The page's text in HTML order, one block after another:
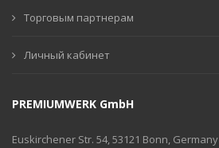
Торговым партнерам
Личный кабинет
PREMIUMWERK GmbH
Euskirchener Str. 54, 53121 Bonn, Germany